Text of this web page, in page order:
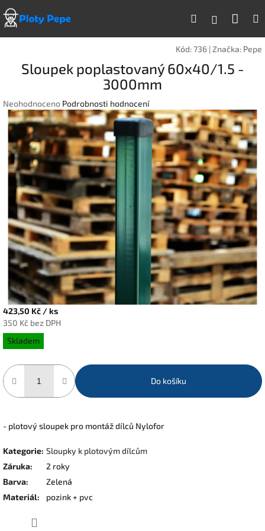
na
obsah
Hledat
Kód:736 |Značka: Pepe
Sloupek poplastovaný 60x40/1.5 -
3000mm
Průměrné
hodnocení
produktu
0,0
hvězdiček.
Neohodnoceno Podrobnosti hodnocení
423,50 Kč / ks
350 Kč bez DPH
Měrná
cena:
Skladem
Do košíku
- plotový sloupek pro montáž dílců Nylofor
Kategorie: Sloupky k plotovým dílcům
Záruka:
2 roky
Barva:
Zelená
Materiál: pozink + pvc